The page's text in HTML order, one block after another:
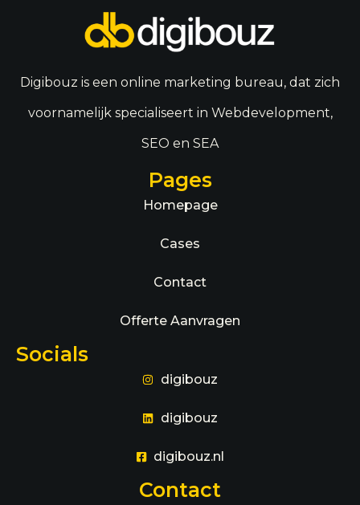
Digibouz is een online marketing bureau, dat zich
voornamelijk specialiseert in Webdevelopment,
SEO en SEA
Pages
Homepage
Cases
Contact
Offerte Aanvragen
Socials
digibouz
digibouz
digibouz.nl
Contact